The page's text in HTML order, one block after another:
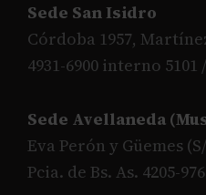
Sede San Isidro
Córdoba 1957,
4931-6900 interno 5101
Sede Avellaneda
Eva Perón y Güemes
Pcia. de Bs. As. 4205-